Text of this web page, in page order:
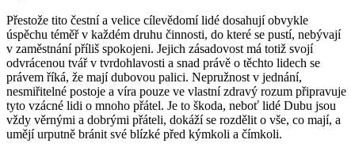
Přestože tito čestní a velice cílevědomí lidé dosahují obvykle
úspěchu téměř v každém druhu činnosti, do které se pustí, nebývají
v zaměstnání příliš spokojeni. Jejich zásadovost má totiž svojí
odvrácenou tvář v tvrdohlavosti a snad právě o těchto lidech se
právem říká, že mají dubovou palici. Nepružnost v jednání,
nesmiřitelné postoje a víra pouze ve vlastní zdravý rozum připravuje
tyto vzácné lidi o mnoho přátel. Je to škoda, neboť lidé Dubu jsou
vždy věrnými a dobrými přáteli, dokáží se rozdělit o vše, co mají, a
umějí urputně bránit své blízké před kýmkoli a čímkoli.